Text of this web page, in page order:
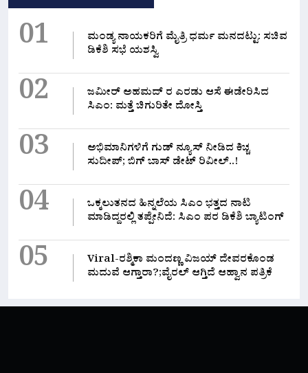
01
ಮಂಡ್ಯ ನಾಯಕರಿಗೆ ಮೈತ್ರಿ ಧರ್ಮ ಮನದಟ್ಟು: ಸಚಿವ
ಡಿಕೆಶಿ ಸಭೆ ಯಶಸ್ವಿ
02
ಜಮೀರ್ ಅಹಮದ್ ರ ಎರಡು ಆಸೆ ಈಡೇರಿಸಿದ
ಸಿಎಂ: ಮತ್ತೆ ಚಿಗುರಿತೇ ದೋಸ್ತಿ
03
ಅಭಿಮಾನಿಗಳಿಗೆ ಗುಡ್ ನ್ಯೂಸ್ ನೀಡಿದ ಕಿಚ್ಚ
ಸುದೀಪ್; ಬಿಗ್ ಬಾಸ್ ಡೇಟ್ ರಿವೀಲ್..!
04
ಒಕ್ಕಲುತನದ ಹಿನ್ನಲೆಯ ಸಿಎಂ ಭತ್ತದ ನಾಟಿ
ಮಾಡಿದ್ದರಲ್ಲಿ‌ ತಪ್ಪೇನಿದೆ: ಸಿಎಂ ಪರ ಡಿಕೆಶಿ ಬ್ಯಾಟಿಂಗ್
05
Viral-ರಶ್ಮಿಕಾ ಮಂದಣ್ಣ ವಿಜಯ್ ದೇವರಕೊಂಡ
ಮದುವೆ ಆಗ್ತಾರಾ?;ವೈರಲ್ ಆಗ್ತಿದೆ ಆಹ್ವಾನ ಪತ್ರಿಕೆ